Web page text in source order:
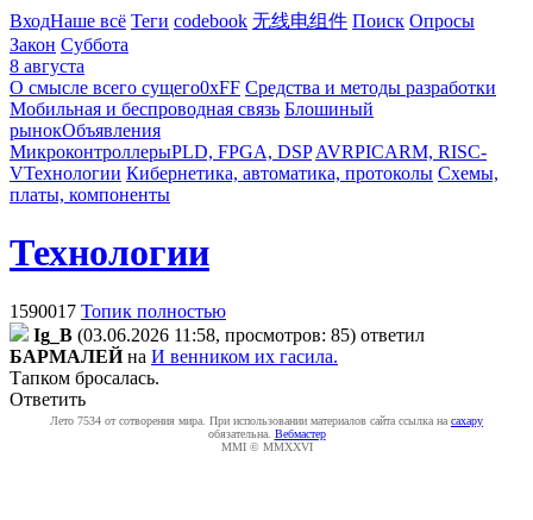
ВходНаше всё Теги codebook 无线电组件 Поиск Опросы
Закон Суббота
8 августа
О смысле всего сущего0xFF Средства и методы разработки
Мобильная и беспроводная связь Блошиный
рынокОбъявления
МикроконтроллерыPLD, FPGA, DSP AVRPICARM, RISC-
VТехнологии Кибернетика, автоматика, протоколы Схемы,
платы, компоненты
Технологии
1590017 Топик полностью
Ig_B (03.06.2026 11:58, просмотров: 85) ответил
БAPMAЛEЙна И венником их гасила.
Тапком бросалась.
Ответить
Лето 7534 от сотворения мира. При использовании материалов сайта ссылка на caxapу
обязательна. Вебмастер
MMI © MMXXVI